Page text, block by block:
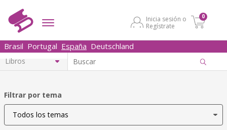
Inicia sesión o
Regístrate
0
Brasil Portugal España Deutschland
Filtrar por tema